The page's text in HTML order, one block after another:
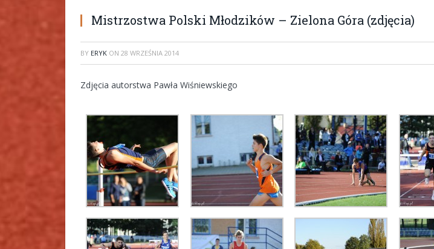
Mistrzostwa Polski Młodzików – Zielona Góra (zdjęcia)
BY ERYK ON 28 WRZEŚNIA 2014
Zdjęcia autorstwa Pawła Wiśniewskiego